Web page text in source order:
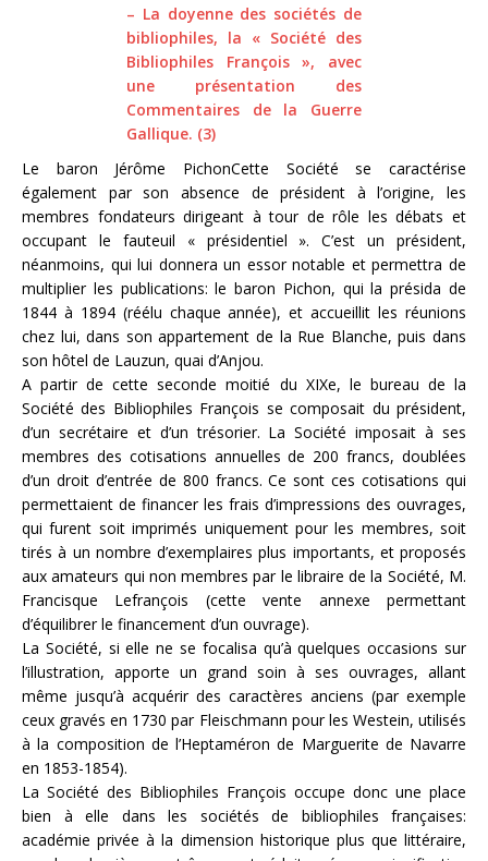
Le baron Jérôme PichonCette Société se caractérise
également par son absence de président à l’origine, les
membres fondateurs dirigeant à tour de rôle les débats et
occupant le fauteuil « présidentiel ». C’est un président,
néanmoins, qui lui donnera un essor notable et permettra de
multiplier les publications: le baron Pichon, qui la présida de
1844 à 1894 (réélu chaque année), et accueillit les réunions
chez lui, dans son appartement de la Rue Blanche, puis dans
son hôtel de Lauzun, quai d’Anjou.
A partir de cette seconde moitié du XIXe, le bureau de la
Société des Bibliophiles François se composait du président,
d’un secrétaire et d’un trésorier. La Société imposait à ses
membres des cotisations annuelles de 200 francs, doublées
d’un droit d’entrée de 800 francs. Ce sont ces cotisations qui
permettaient de financer les frais d’impressions des ouvrages,
qui furent soit imprimés uniquement pour les membres, soit
tirés à un nombre d’exemplaires plus importants, et proposés
aux amateurs qui non membres par le libraire de la Société, M.
Francisque Lefrançois (cette vente annexe permettant
d’équilibrer le financement d’un ouvrage).
La Société, si elle ne se focalisa qu’à quelques occasions sur
l’illustration, apporte un grand soin à ses ouvrages, allant
même jusqu’à acquérir des caractères anciens (par exemple
ceux gravés en 1730 par Fleischmann pour les Westein, utilisés
à la composition de l’Heptaméron de Marguerite de Navarre
en 1853-1854).
La Société des Bibliophiles François occupe donc une place
bien à elle dans les sociétés de bibliophiles françaises:
académie privée à la dimension historique plus que littéraire,